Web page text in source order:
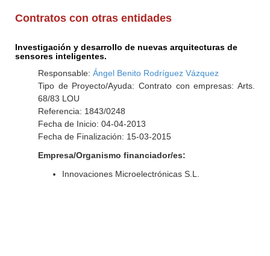
Contratos con otras entidades
Investigación y desarrollo de nuevas arquitecturas de
sensores inteligentes.
Responsable: Ángel Benito Rodríguez Vázquez
Tipo de Proyecto/Ayuda: Contrato con empresas: Arts.
68/83 LOU
Referencia: 1843/0248
Fecha de Inicio: 04-04-2013
Fecha de Finalización: 15-03-2015
Empresa/Organismo financiador/es:
Innovaciones Microelectrónicas S.L.